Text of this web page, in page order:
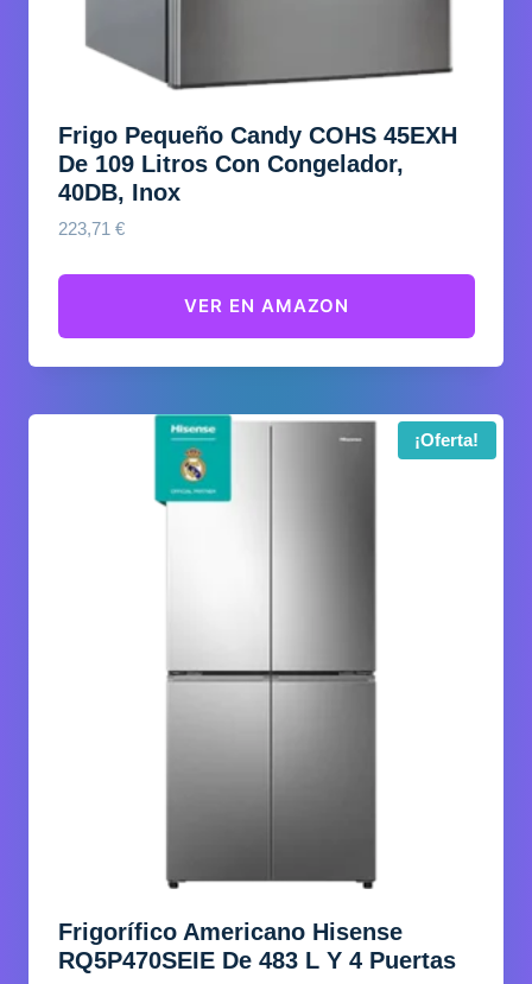
Frigo Pequeño Candy COHS 45EXH
De 109 Litros Con Congelador,
40DB, Inox
223,71 €
VER EN AMAZON
¡Oferta!
Frigorífico Americano Hisense
RQ5P470SEIE De 483 L Y 4 Puertas